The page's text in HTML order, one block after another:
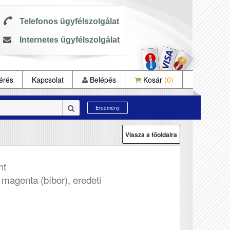
Telefonos ügyfélszolgálat
Internetes ügyfélszolgálat
Kapcsolat Belépés Kosár (0)
Eredmény
Vissza a főoldalra
(bíbor), eredeti